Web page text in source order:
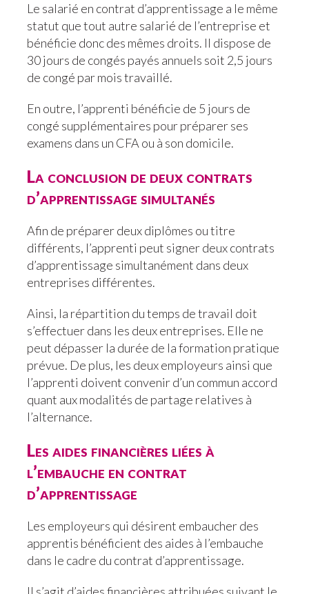
Le salarié en contrat d’apprentissage a le même
statut que tout autre salarié de l’entreprise et
bénéficie donc des mêmes droits. Il dispose de
30 jours de congés payés annuels soit 2,5 jours
de congé par mois travaillé.
En outre, l’apprenti bénéficie de 5 jours de
congé supplémentaires pour préparer ses
examens dans un CFA ou à son domicile.
La conclusion de deux contrats
d’apprentissage simultanés
Afin de préparer deux diplômes ou titre
différents, l’apprenti peut signer deux contrats
d’apprentissage simultanément dans deux
entreprises différentes.
Ainsi, la répartition du temps de travail doit
s’effectuer dans les deux entreprises. Elle ne
peut dépasser la durée de la formation pratique
prévue. De plus, les deux employeurs ainsi que
l’apprenti doivent convenir d’un commun accord
quant aux modalités de partage relatives à
l’alternance.
Les aides financières liées à
l’embauche en contrat
d’apprentissage
Les employeurs qui désirent embaucher des
apprentis bénéficient des aides à l’embauche
dans le cadre du contrat d’apprentissage.